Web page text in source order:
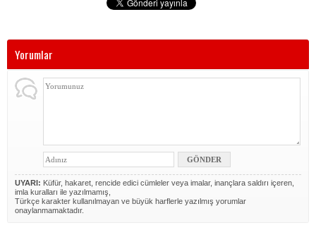
Yorumlar
UYARI: Küfür, hakaret, rencide edici cümleler veya imalar, inançlara saldırı içeren,
imla kuralları ile yazılmamış,
Türkçe karakter kullanılmayan ve büyük harflerle yazılmış yorumlar
onaylanmamaktadır.